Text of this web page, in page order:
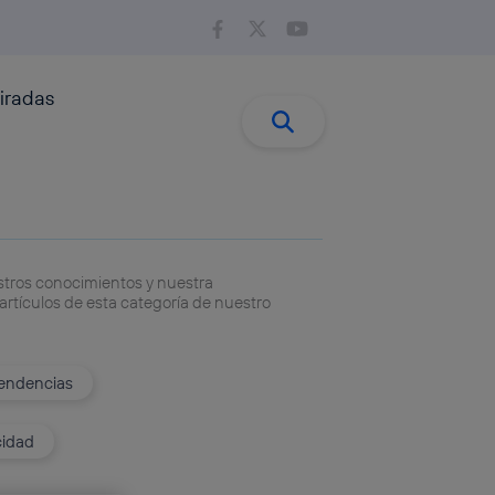
Buscar
conocimientos y nuestra
de esta categoría de nuestro